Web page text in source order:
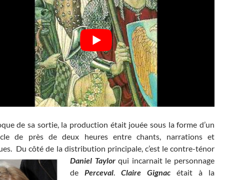
de sa sortie, la production était jouée sous la forme d’un
de près de deux heures entre chants, narrations et
Du côté de la distribution principale, c’est le contre-ténor
Daniel Taylorqui incarnait le personnage
de Perceval Claire Gignac était à la